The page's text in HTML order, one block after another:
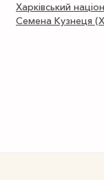
Харківський
Семена Кузнеця